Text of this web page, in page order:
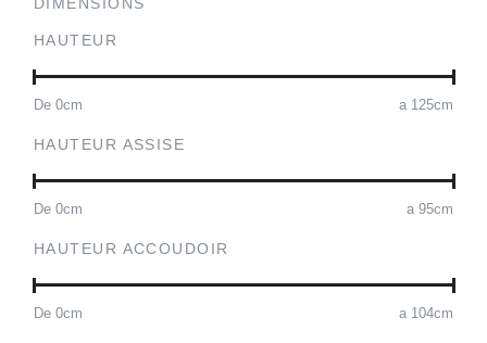
DIMENSIONS
HAUTEUR
De 0cm a 125cm
HAUTEUR ASSISE
De 0cm a 95cm
HAUTEUR ACCOUDOIR
De 0cm a 104cm